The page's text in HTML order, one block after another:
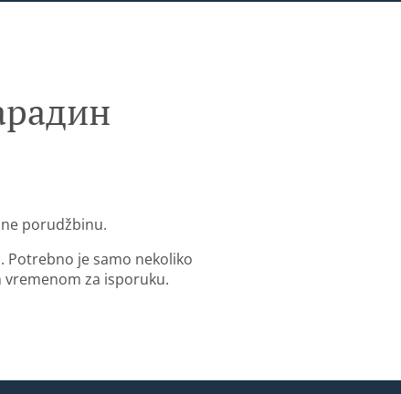
porudžbinu.
je samo nekoliko
za isporuku.